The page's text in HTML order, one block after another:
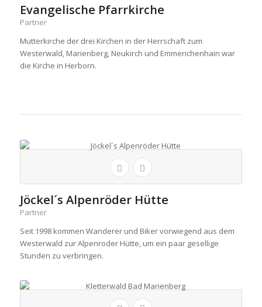
Evangelische Pfarrkirche
Partner
Mutterkirche der drei Kirchen in der Herrschaft zum
Westerwald, Marienberg, Neukirch und Emmerichenhain war
die Kirche in Herborn.
Jöckel´s Alpenröder Hütte
Partner
Seit 1998 kommen Wanderer und Biker vorwiegend aus dem
Westerwald zur Alpenroder Hütte, um ein paar gesellige
Stunden zu verbringen.